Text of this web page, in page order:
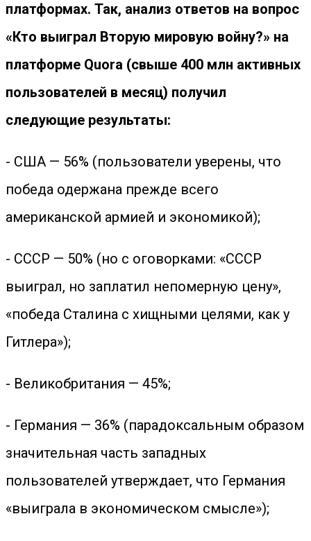
платформах. Так, анализ ответов на вопрос
«Кто выиграл Вторую мировую войну?» на
платформе Quora (свыше 400 млн активных
пользователей в месяц) получил
следующие результаты:
- США — 56% (пользователи уверены, что
победа одержана прежде всего
американской армией и экономикой);
- СССР — 50% (но с оговорками: «СССР
выиграл, но заплатил непомерную цену»,
«победа Сталина с хищными целями, как у
Гитлера»);
- Великобритания — 45%;
- Германия — 36% (парадоксальным образом
значительная часть западных
пользователей утверждает, что Германия
«выиграла в экономическом смысле»);